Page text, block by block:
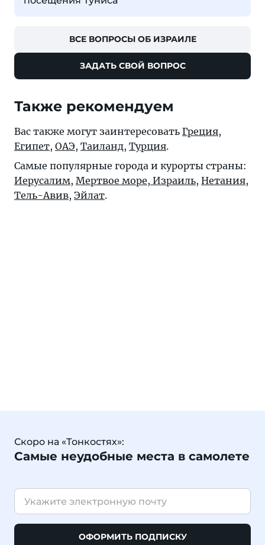
ВСЕ ВОПРОСЫ ОБ ИЗРАИЛЕ
ЗАДАТЬ СВОЙ ВОПРОС
Также рекомендуем
Вас также могут заинтересовать Греция,
Египет, ОАЭ, Таиланд, Турция.
Самые популярные города и курорты страны:
Иерусалим, Мертвое море, Израиль, Нетания,
Тель-Авив, Эйлат.
Скоро на «Тонкостях»:
Самые неудобные места в самолете
ОФОРМИТЬ ПОДПИСКУ